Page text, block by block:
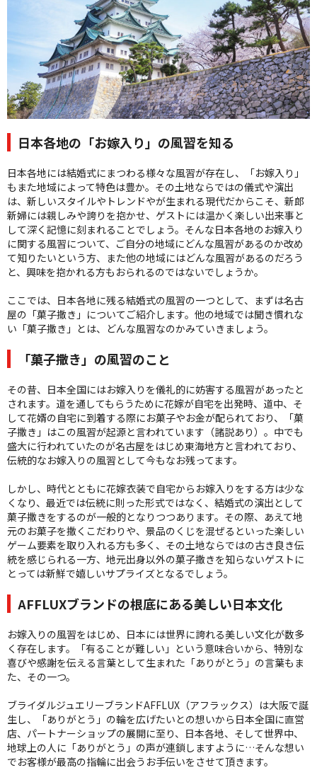
お役立ち記事
フェア・ニュース
ブログ・お客様の声
カタログ請求
06-7777-7370
よくあるご質問|会社概要|採用情報
お問い合わせ| プライバシーポリシー
日本各地の「お嫁入り」の風習を知る
日本各地には結婚式にまつわる様々な風習が存在し、「お嫁入り」
もまた地域によって特色は豊か。その土地ならではの儀式や演出
は、新しいスタイルやトレンドやが生まれる現代だからこそ、新郎
新婦には親しみや誇りを抱かせ、ゲストには温かく楽しい出来事と
して深く記憶に刻まれることでしょう。そんな日本各地のお嫁入り
に関する風習について、ご自分の地域にどんな風習があるのか改め
て知りたいという方、また他の地域にはどんな風習があるのだろう
と、興味を抱かれる方もおられるのではないでしょうか。
ここでは、日本各地に残る結婚式の風習の一つとして、まずは名古
屋の「菓子撒き」についてご紹介します。他の地域では聞き慣れな
い「菓子撒き」とは、どんな風習なのかみていきましょう。
「菓子撒き」の風習のこと
その昔、日本全国にはお嫁入りを儀礼的に妨害する風習があったと
されます。道を通してもらうために花嫁が自宅を出発時、道中、そ
して花婿の自宅に到着する際にお菓子やお金が配られており、「菓
子撒き」はこの風習が起源と言われています（諸説あり）。中でも
盛大に行われていたのが名古屋をはじめ東海地方と言われており、
伝統的なお嫁入りの風習として今もなお残ってます。
しかし、時代とともに花嫁衣装で自宅からお嫁入りをする方は少な
くなり、最近では伝統に則った形式ではなく、結婚式の演出として
菓子撒きをするのが一般的となりつつあります。その際、あえて地
元のお菓子を撒くこだわりや、景品のくじを混ぜるといった楽しい
ゲーム要素を取り入れる方も多く、その土地ならではの古き良き伝
統を感じられる一方、地元出身以外の菓子撒きを知らないゲストに
とっては新鮮で嬉しいサプライズとなるでしょう。
AFFLUXブランドの根底にある美しい日本文化
お嫁入りの風習をはじめ、日本には世界に誇れる美しい文化が数多
く存在します。「有ることが難しい」という意味合いから、特別な
喜びや感謝を伝える言葉として生まれた「ありがとう」の言葉もま
た、その一つ。
ブライダルジュエリーブランドAFFLUX（アフラックス）は大阪で誕
生し、「ありがとう」の輪を広げたいとの想いから日本全国に直営
店、パートナーショップの展開に至り、日本各地、そして世界中、
地球上の人に「ありがとう」の声が連鎖しますように…そんな想い
でお客様が最高の指輪に出会うお手伝いをさせて頂きます。